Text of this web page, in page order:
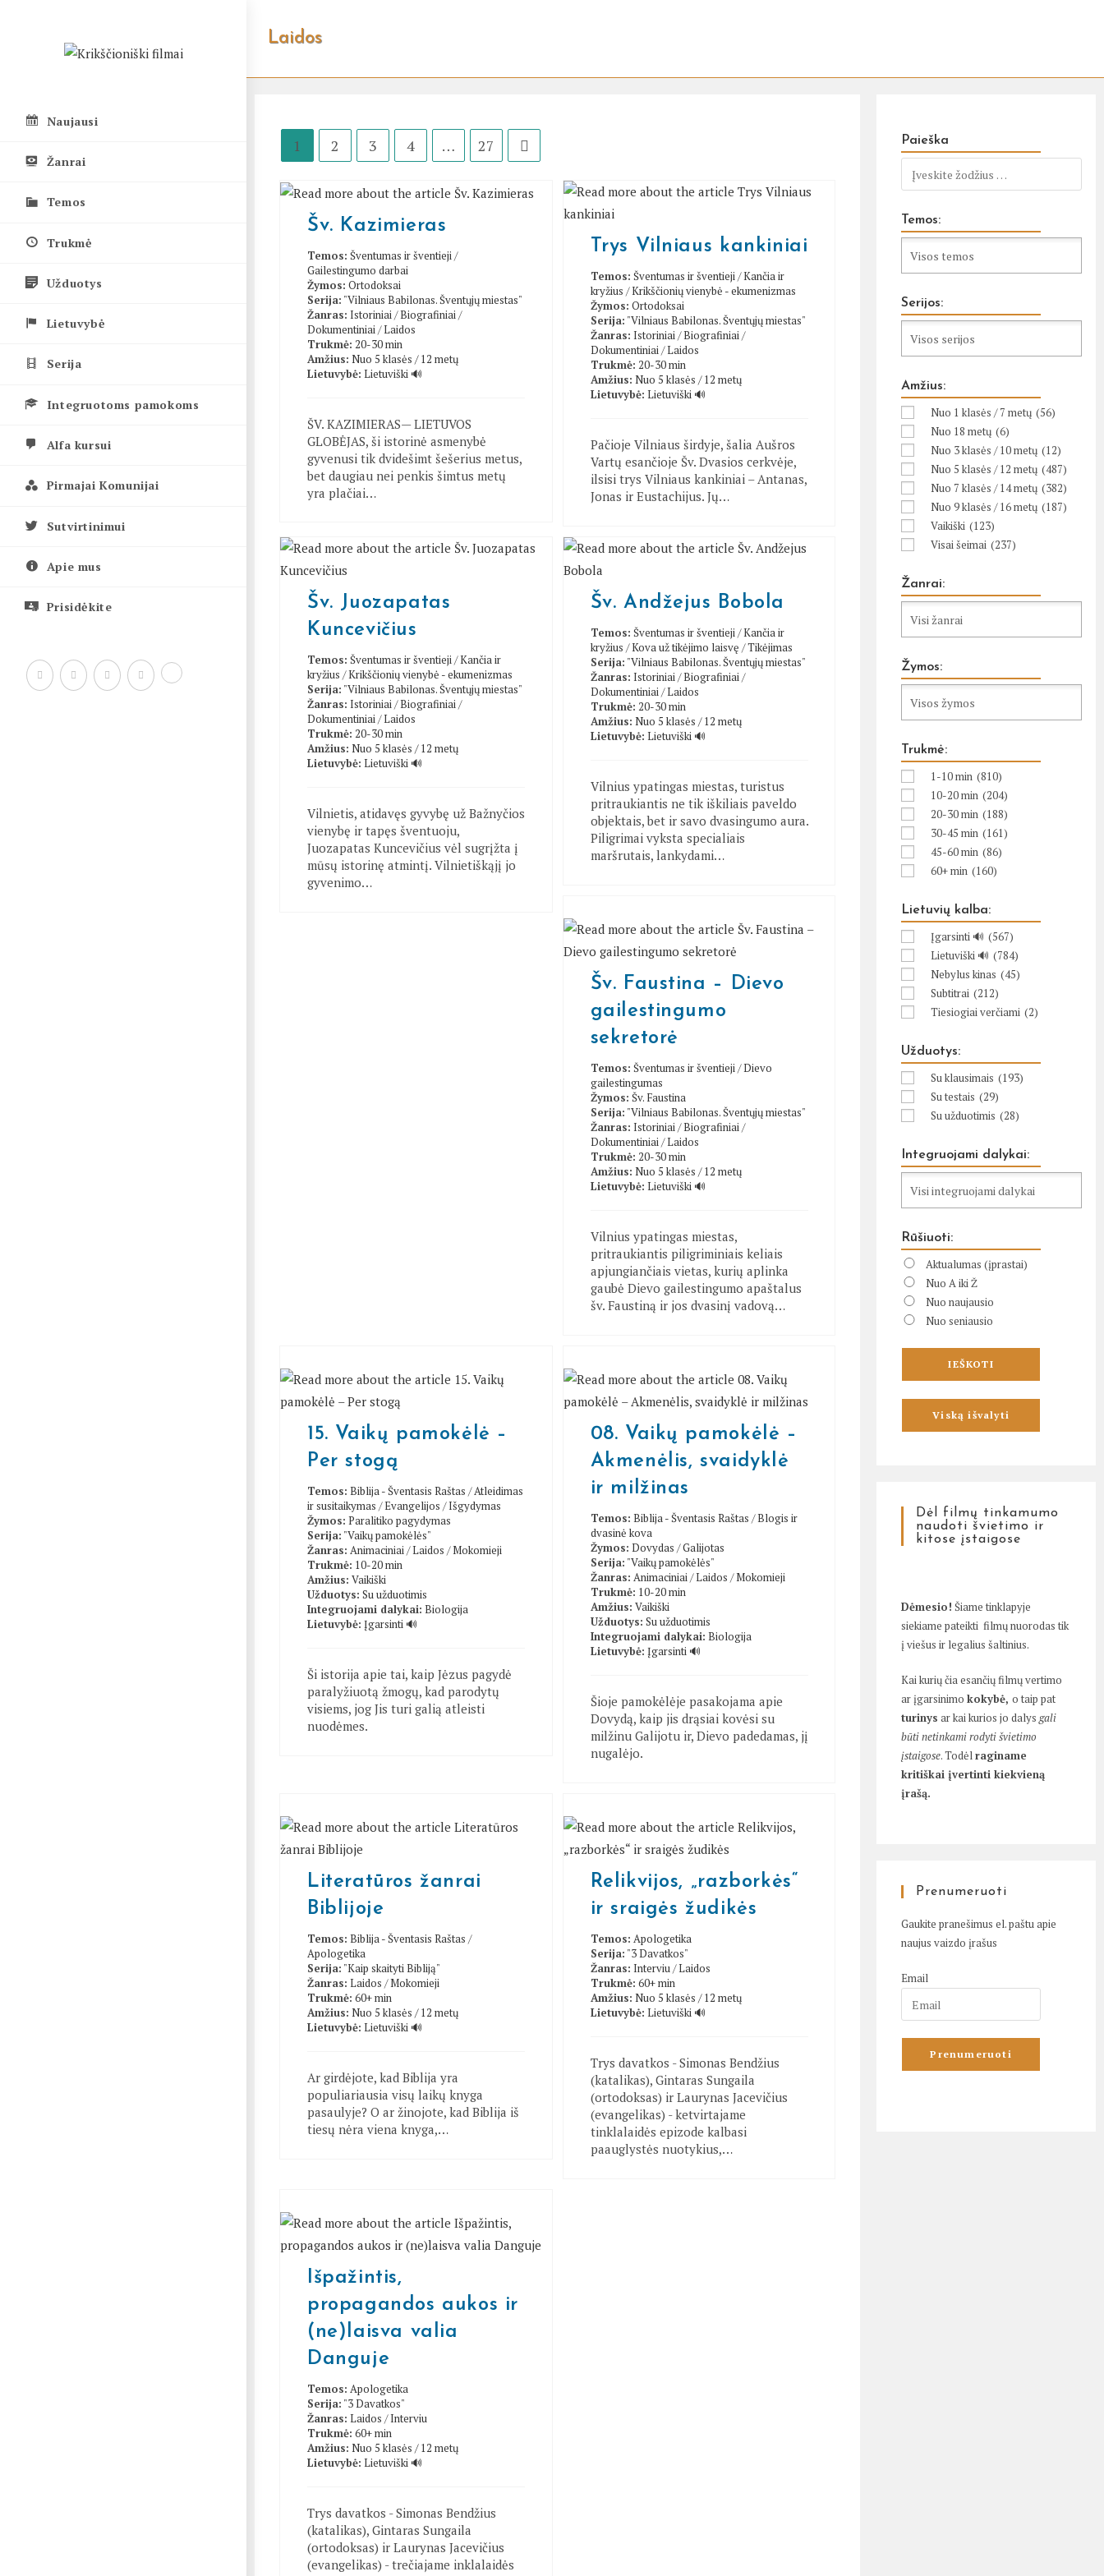
Naujausi
Žanrai
Temos
Trukmė
Užduotys
Lietuvybė
Serija
Integruotoms pamokoms
Alfa kursui
Pirmajai Komunijai
Sutvirtinimui
Apie mus
Prisidėkite
Laidos
1 2 3 4 … 27 Go to the next page
Šv. Kazimieras
Temos: Šventumas ir šventieji/
Gailestingumo darbai
Žymos: Ortodoksai
Serija: "Vilniaus Babilonas. Šventųjų miestas"
Žanras: Istoriniai/Biografiniai/
Dokumentiniai/Laidos
Trukmė: 20-30 min
Amžius: Nuo 5 klasės / 12 metų
Lietuvybė: Lietuviški 🔊
ŠV. KAZIMIERAS— LIETUVOS
GLOBĖJAS, ši istorinė asmenybė
gyvenusi tik dvidešimt šešerius metus,
bet daugiau nei penkis šimtus metų
yra plačiai…
Trys Vilniaus kankiniai
Temos: Šventumas ir šventieji/Kančia ir
kryžius /Krikščionių vienybė - ekumenizmas
Žymos: Ortodoksai
Serija: "Vilniaus Babilonas. Šventųjų miestas"
Žanras: Istoriniai/Biografiniai/
Dokumentiniai/Laidos
Trukmė: 20-30 min
Amžius: Nuo 5 klasės / 12 metų
Lietuvybė: Lietuviški 🔊
Pačioje Vilniaus širdyje, šalia Aušros
Vartų esančioje Šv. Dvasios cerkvėje,
ilsisi trys Vilniaus kankiniai – Antanas,
Jonas ir Eustachijus. Jų…
Šv. Juozapatas
Kuncevičius
Temos: Šventumas ir šventieji/Kančia ir
kryžius /Krikščionių vienybė - ekumenizmas
Serija: "Vilniaus Babilonas. Šventųjų miestas"
Žanras: Istoriniai/Biografiniai/
Dokumentiniai/Laidos
Trukmė: 20-30 min
Amžius: Nuo 5 klasės / 12 metų
Lietuvybė: Lietuviški 🔊
Vilnietis, atidavęs gyvybę už Bažnyčios
vienybę ir tapęs šventuoju,
Juozapatas Kuncevičius vėl sugrįžta į
mūsų istorinę atmintį. Vilnietiškąjį jo
gyvenimo…
Šv. Andžejus Bobola
Temos: Šventumas ir šventieji/Kančia ir
kryžius /Kova už tikėjimo laisvę /Tikėjimas
Serija: "Vilniaus Babilonas. Šventųjų miestas"
Žanras: Istoriniai/Biografiniai/
Dokumentiniai/Laidos
Trukmė: 20-30 min
Amžius: Nuo 5 klasės / 12 metų
Lietuvybė: Lietuviški 🔊
Vilnius ypatingas miestas, turistus
pritraukiantis ne tik iškiliais paveldo
objektais, bet ir savo dvasingumo aura.
Piligrimai vyksta specialiais
maršrutais, lankydami…
Šv. Faustina – Dievo
gailestingumo
sekretorė
Temos: Šventumas ir šventieji/Dievo
gailestingumas
Žymos: Šv. Faustina
Serija: "Vilniaus Babilonas. Šventųjų miestas"
Žanras: Istoriniai/Biografiniai/
Dokumentiniai/Laidos
Trukmė: 20-30 min
Amžius: Nuo 5 klasės / 12 metų
Lietuvybė: Lietuviški 🔊
Vilnius ypatingas miestas,
pritraukiantis piligriminiais keliais
apjungiančiais vietas, kurių aplinka
gaubė Dievo gailestingumo apaštalus
šv. Faustiną ir jos dvasinį vadovą…
15. Vaikų pamokėlė –
Per stogą
Temos: Biblija - Šventasis Raštas /Atleidimas
ir susitaikymas /Evangelijos /Išgydymas
Žymos: Paralitiko pagydymas
Serija: "Vaikų pamokėlės"
Žanras: Animaciniai/Laidos /Mokomieji
Trukmė: 10-20 min
Amžius: Vaikiški
Užduotys: Su užduotimis
Integruojami dalykai: Biologija
Lietuvybė: Įgarsinti 🔊
Ši istorija apie tai, kaip Jėzus pagydė
paralyžiuotą žmogų, kad parodytų
visiems, jog Jis turi galią atleisti
nuodėmes.
08. Vaikų pamokėlė –
Akmenėlis, svaidyklė
ir milžinas
Temos: Biblija - Šventasis Raštas /Blogis ir
dvasinė kova
Žymos: Dovydas /Galijotas
Serija: "Vaikų pamokėlės"
Žanras: Animaciniai/Laidos /Mokomieji
Trukmė: 10-20 min
Amžius: Vaikiški
Užduotys: Su užduotimis
Integruojami dalykai: Biologija
Lietuvybė: Įgarsinti 🔊
Šioje pamokėlėje pasakojama apie
Dovydą, kaip jis drąsiai kovėsi su
milžinu Galijotu ir, Dievo padedamas, jį
nugalėjo.
Literatūros žanrai
Biblijoje
Temos: Biblija - Šventasis Raštas /
Apologetika
Serija: "Kaip skaityti Bibliją"
Žanras: Laidos /Mokomieji
Trukmė: 60+ min
Amžius: Nuo 5 klasės / 12 metų
Lietuvybė: Lietuviški 🔊
Ar girdėjote, kad Biblija yra
populiariausia visų laikų knyga
pasaulyje? O ar žinojote, kad Biblija iš
tiesų nėra viena knyga,…
Relikvijos, „razborkės“
ir sraigės žudikės
Temos: Apologetika
Serija: "3 Davatkos"
Žanras: Interviu/Laidos
Trukmė: 60+ min
Amžius: Nuo 5 klasės / 12 metų
Lietuvybė: Lietuviški 🔊
Trys davatkos - Simonas Bendžius
(katalikas), Gintaras Sungaila
(ortodoksas) ir Laurynas Jacevičius
(evangelikas) - ketvirtajame
tinklalaidės epizode kalbasi
paauglystės nuotykius,…
Išpažintis,
propagandos aukos ir
(ne)laisva valia
Danguje
Temos: Apologetika
Serija: "3 Davatkos"
Žanras: Laidos /Interviu
Trukmė: 60+ min
Amžius: Nuo 5 klasės / 12 metų
Lietuvybė: Lietuviški 🔊
Trys davatkos - Simonas Bendžius
(katalikas), Gintaras Sungaila
(ortodoksas) ir Laurynas Jacevičius
(evangelikas) - trečiajame inklalaidės
Paieška
Temos:
Serijos:
Amžius:
Nuo 1 klasės / 7 metų (56)
Nuo 18 metų (6)
Nuo 3 klasės / 10 metų (12)
Nuo 5 klasės / 12 metų (487)
Nuo 7 klasės / 14 metų (382)
Nuo 9 klasės / 16 metų (187)
Vaikiški (123)
Visai šeimai (237)
Žanrai:
Žymos:
Trukmė:
1-10 min (810)
10-20 min (204)
20-30 min (188)
30-45 min (161)
45-60 min (86)
60+ min (160)
Lietuvių kalba:
Įgarsinti 🔊 (567)
Lietuviški 🔊 (784)
Nebylus kinas (45)
Subtitrai (212)
Tiesiogiai verčiami (2)
Užduotys:
Su klausimais (193)
Su testais (29)
Su užduotimis (28)
Integruojami dalykai:
Rūšiuoti:
Aktualumas (įprastai)
Nuo A iki Ž
Nuo naujausio
Nuo seniausio
Dėl filmų tinkamumo
naudoti švietimo ir
kitose įstaigose
Dėmesio! Šiame tinklapyje
siekiame pateikti filmų nuorodas tik
į viešus ir legalius šaltinius.
Kai kurių čia esančių filmų vertimo
ar įgarsinimokokybė,o taip pat
turinys ar kai kurios jo dalysgali
būti netinkami rodyti švietimo
įstaigose. Todėlraginame
kritiškai įvertinti kiekvieną
įrašą.
Prenumeruoti
Gaukite pranešimus el. paštu apie
naujus vaizdo įrašus
Email